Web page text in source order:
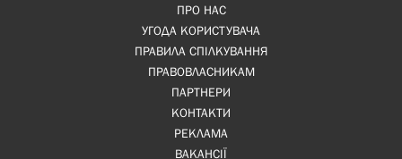
ПРО НАС
УГОДА КОРИСТУВАЧА
ПРАВИЛА СПІЛКУВАННЯ
ПРАВОВЛАСНИКАМ
ПАРТНЕРИ
КОНТАКТИ
РЕКЛАМА
ВАКАНСІЇ